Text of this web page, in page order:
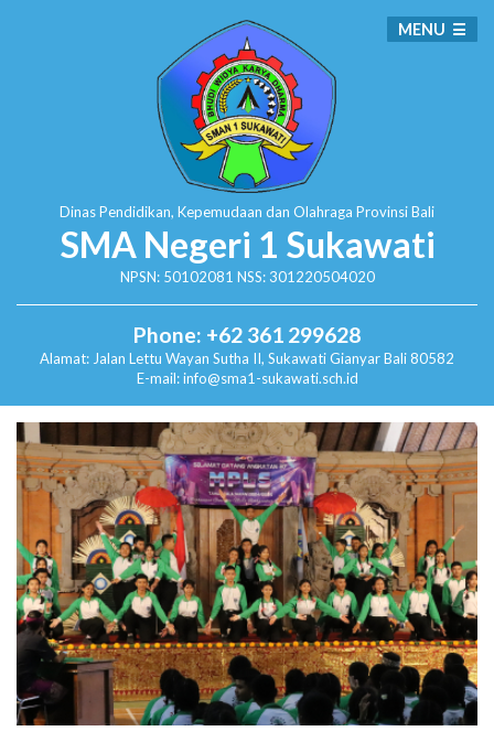
Dinas Pendidikan, Kepemudaan dan Olahraga Provinsi Bali
SMA Negeri 1 Sukawati
NPSN: 50102081 NSS: 301220504020
Phone: +62 361 299628
Alamat: Jalan Lettu Wayan Sutha II, SukawatiGianyar Bali 80582
E-mail: info@sma1-sukawati.sch.id
MENU